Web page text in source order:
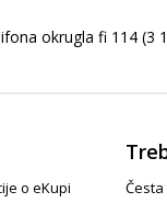
okrugla fi 114 (3
o eKupi